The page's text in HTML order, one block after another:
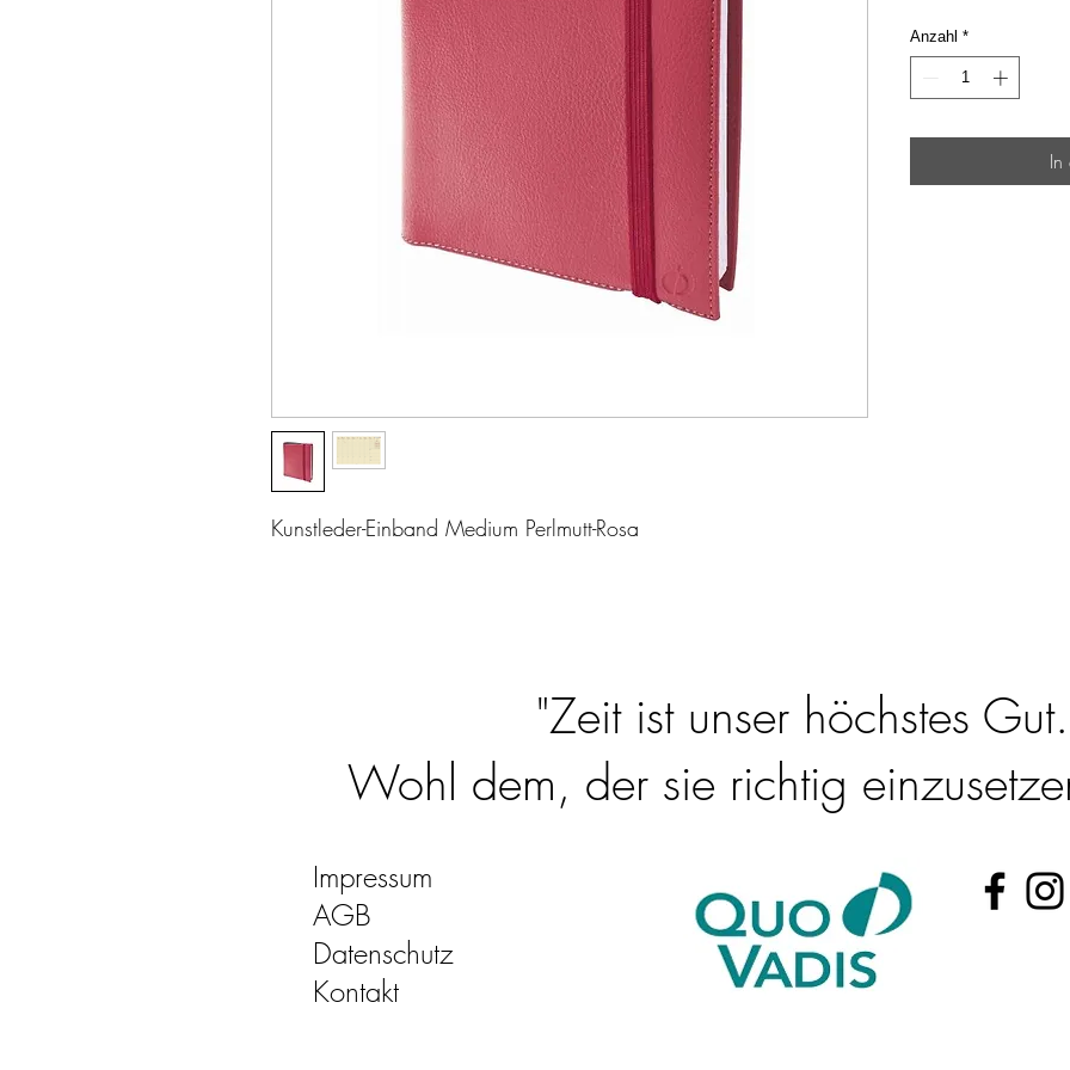
Kunstleder-Einband Medium Perlmutt-Rosa
Anzahl *
"Zeit ist unser höchstes Gut.
Wohl dem, der sie richtig
Impressum
AGB
Datenschutz
Kontakt